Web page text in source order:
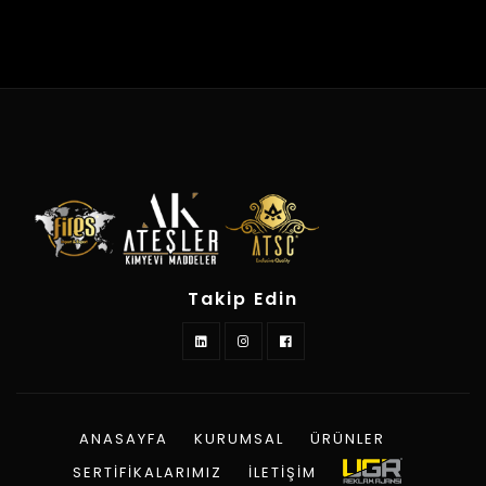
Takip Edin
ANASAYFA KURUMSAL
ÜRÜNLER
SERTIFIKALARIMIZ
İLETIŞIM